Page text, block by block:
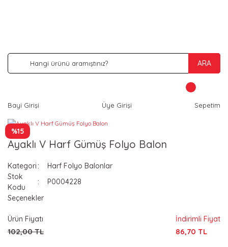
ARA
Bayi Girişi Üye Girişi Sepetim
%15
Ayaklı V Harf Gümüş Folyo Balon
Kategori
Harf Folyo Balonlar
Stok
Kodu
P0004228
Seçenekler
Ürün Fiyatı
102,00 TL
İndirimli Fiyat
86,70 TL